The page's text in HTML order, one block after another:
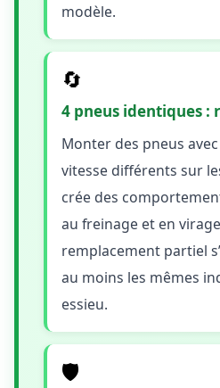
modèle.
🔄
4 pneus identiques :
Monter des pneus
vitesse différents sur
crée des
au freinage et en
remplacement partiel
au moins les mêmes
essieu.
🛡️